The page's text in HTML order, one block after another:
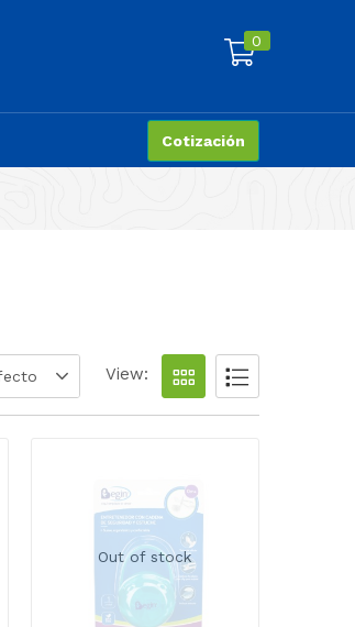
0
Cotización
View:
Out of stock